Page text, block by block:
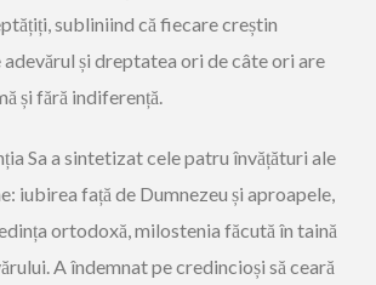
subliniind că fiecare creștin
și dreptatea ori de câte ori are
și fără indiferență.
Sa a sintetizat cele patru învățături ale
iubirea față de Dumnezeu și aproapele,
ortodoxă, milostenia făcută în taină
A îndemnat pe credincioși să ceară